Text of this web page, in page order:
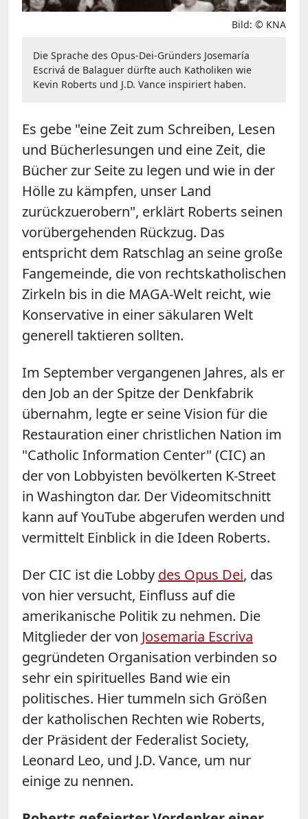
Bild: © KNA
Die Sprache des Opus-Dei-Gründers Josemaría
Escrivá de Balaguer dürfte auch Katholiken wie
Kevin Roberts und J.D. Vance inspiriert haben.
Es gebe "eine Zeit zum Schreiben, Lesen
und Bücherlesungen und eine Zeit, die
Bücher zur Seite zu legen und wie in der
Hölle zu kämpfen, unser Land
zurückzuerobern", erklärt Roberts seinen
vorübergehenden Rückzug. Das
entspricht dem Ratschlag an seine große
Fangemeinde, die von rechtskatholischen
Zirkeln bis in die MAGA-Welt reicht, wie
Konservative in einer säkularen Welt
generell taktieren sollten.
Im September vergangenen Jahres, als er
den Job an der Spitze der Denkfabrik
übernahm, legte er seine Vision für die
Restauration einer christlichen Nation im
"Catholic Information Center" (CIC) an
der von Lobbyisten bevölkerten K-Street
in Washington dar. Der Videomitschnitt
kann auf YouTube abgerufen werden und
vermittelt Einblick in die Ideen Roberts.
Der CIC ist die Lobby des Opus Dei, das
von hier versucht, Einfluss auf die
amerikanische Politik zu nehmen. Die
Mitglieder der von Josemaria Escriva
gegründeten Organisation verbinden so
sehr ein spirituelles Band wie ein
politisches. Hier tummeln sich Größen
der katholischen Rechten wie Roberts,
der Präsident der Federalist Society,
Leonard Leo, und J.D. Vance, um nur
einige zu nennen.